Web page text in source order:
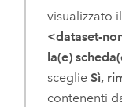
visualizzato
<dataset-
la(e)
sceglie Sì,
contenenti